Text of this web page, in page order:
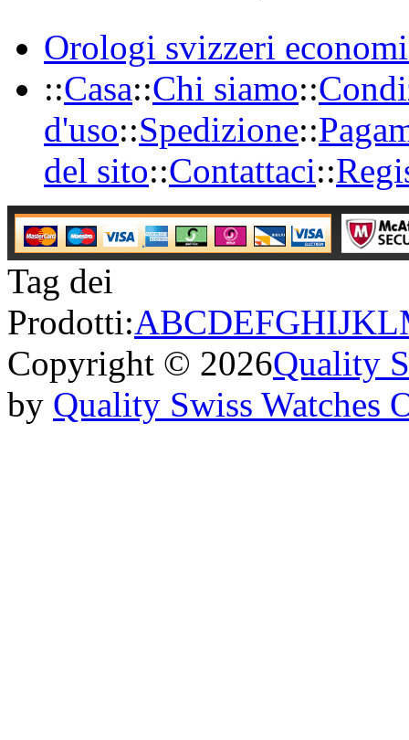
Orologi svizzeri
::Casa::Chi siamo::
d'uso::Spedizione::
del sito::Contattaci::
Tag dei
Prodotti:ABCDEFGHIJKL
Copyright © 2026Quality
by Quality Swiss Watches